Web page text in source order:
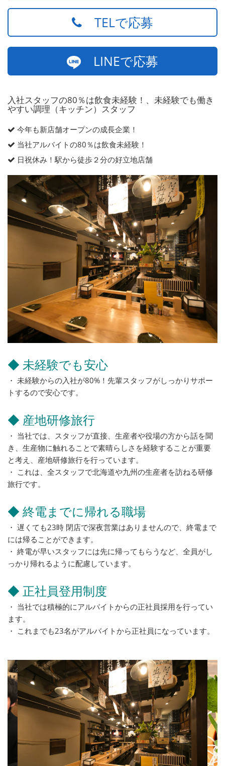
TELで応募
LINEで応募
入社スタッフの80％は飲食未経験！、未経験でも働き
やすい調理（キッチン）スタッフ
今年も新店舗オープンの成長企業！
当社アルバイトの80％は飲食未経験！
日祝休み！駅から徒歩２分の好立地店舗
◆ 未経験でも安心
・ 未経験からの入社が80%！先輩スタッフがしっかりサポー
トするので安心です。
◆ 産地研修旅行
・ 当社では、スタッフが直接、生産者や役場の方から話を聞
き、生産物に触れることで素晴らしさを経験することが重要
と考え、産地研修旅行を行っています。
・ これは、全スタッフで北海道や九州の生産者を訪ねる研修
旅行です。
◆ 終電までに帰れる職場
・ 遅くても23時 閉店で深夜営業はありませんので、終電まで
には帰ることができます。
・ 終電が早いスタッフには先に帰ってもらうなど、全員がし
っかり帰れるように配慮しています。
◆ 正社員登用制度
・ 当社では積極的にアルバイトからの正社員採用を行ってい
ます。
・ これまでも23名がアルバイトから正社員になっています。